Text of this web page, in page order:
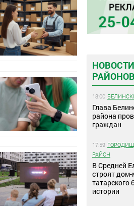
НОВОСТИ
РАЙОНОВ
18:00
Глава
района
граждан
17:59
РАЙОН
В Средней
строят дом-
татарского
истории